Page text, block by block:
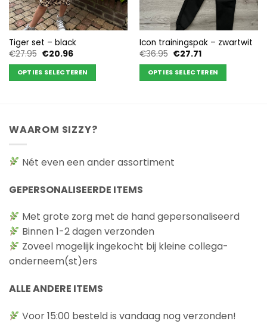
Tiger set – black
€27.95 Oorspronkelijke
was:
€27.95.
€20.96Huidige
is:
€20.96.
OPTIES SELECTEREN
meerdere
variaties.
Deze
optie
gekozen
op
de
productpagina
Icon trainingspak – zwartwit
€36.95 Oorspronkelijke
was:
€36.95.
€27.71Huidige
is:
€27.71.
OPTIES SELECTEREN
optie
gekozen
productpagina
WAAROM SIZZY?
Nét even een ander assortiment
GEPERSONALISEERDE ITEMS
Met grote zorg met de hand gepersonaliseerd
Binnen 1-2 dagen verzonden
Zoveel mogelijk ingekocht bij kleine collega-
onderneem(st)ers
ALLE ANDERE ITEMS
Voor 15:00 besteld is vandaag nog verzonden!